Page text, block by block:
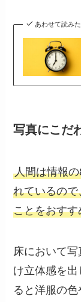
あわせて読み
写真にこだ
人間は情報
れているの
ことをおす
床において
け立体感を
ると洋服の